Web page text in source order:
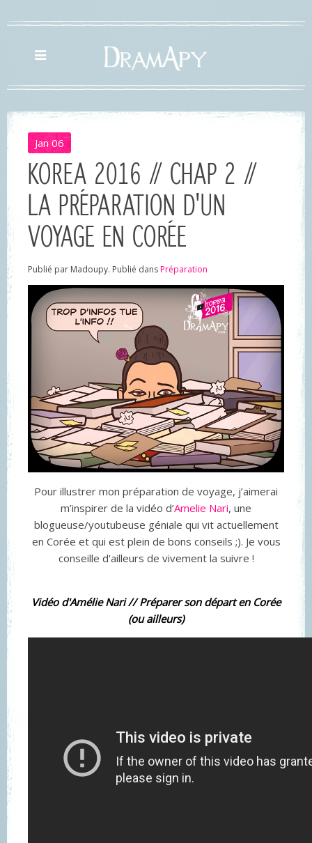
Jan 06
KOREA 2016 // CHAP 2 //
LA PRÉPARATION D'UN
VOYAGE EN CORÉE
Publié par Madoupy. Publié dansPréparation
Pour illustrer mon préparation de voyage, j’aimerai
m’inspirer de la vidéo d’Amelie Nari, une
blogueuse/youtubeuse géniale qui vit actuellement
en Corée et qui est plein de bons conseils ;). Je vous
conseille d'ailleurs de vivement la suivre !
Vidéo d'Amélie Nari // Préparer son départ en Corée
(ou ailleurs)